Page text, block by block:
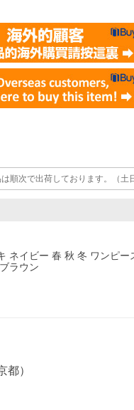
順次で出荷しております。（土
くなる恐れもあり、予めご了承
ネイビー 春 秋 冬 ワンピー
ラウン
都）